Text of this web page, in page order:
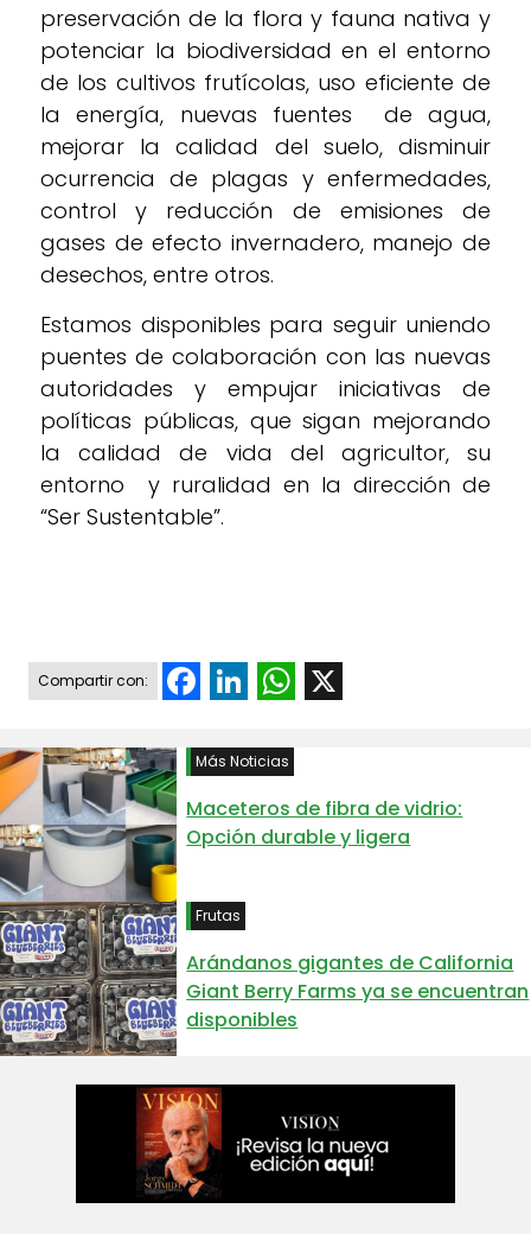
preservación de la flora y fauna nativa y
potenciar la biodiversidad en el entorno
de los cultivos frutícolas, uso eficiente de
la energía, nuevas fuentes de agua,
mejorar la calidad del suelo, disminuir
ocurrencia de plagas y enfermedades,
control y reducción de emisiones de
gases de efecto invernadero, manejo de
desechos, entre otros.
Estamos disponibles para seguir uniendo
puentes de colaboración con las nuevas
autoridades y empujar iniciativas de
políticas públicas, que sigan mejorando
la calidad de vida del agricultor, su
entorno y ruralidad en la dirección de
“Ser Sustentable”.
Compartir con: FacebookLinkedInWhatsApp
Más Noticias
Maceteros de fibra de vidrio:
Opción durable y ligera
Frutas
Arándanos gigantes de California
Giant Berry Farms ya se encuentran
disponibles